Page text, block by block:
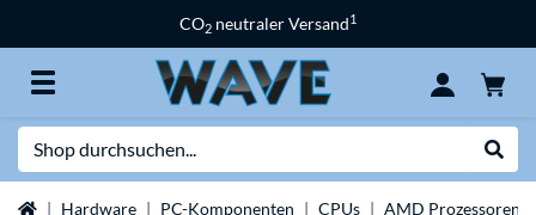
CO2 neutraler Versand1
StartseiteHardware PC-Komponenten CPUs AMD Prozessoren